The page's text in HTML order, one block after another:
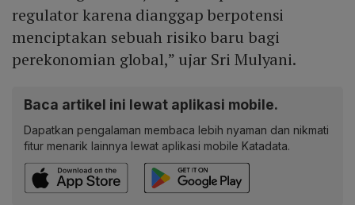
regulator karena dianggap berpotensi
menciptakan sebuah risiko baru bagi
perekonomian global,” ujar Sri Mulyani.
Baca artikel ini lewat aplikasi mobile.
Dapatkan pengalaman membaca lebih nyaman dan nikmati
fitur menarik lainnya lewat aplikasi mobile Katadata.